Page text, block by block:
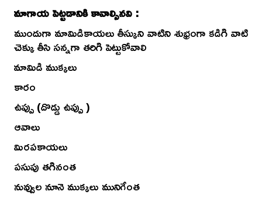
మాగాయ పెట్టడానికి కావాల్సినవి :
ముందుగా మామిడికాయలు తీస్కుని వాటిని శుభ్రంగా కడిగి వాటి
చెక్కు తీసి సన్నగా తరిగి పెట్టుకోవాలి
మామిడి ముక్కలు
కారం
ఉప్పు (దొడ్డు ఉప్పు )
ఆవాలు
మిరపకాయలు
పసుపు తగినంత
నువ్వుల నూనె ముక్కలు మునిగేంత